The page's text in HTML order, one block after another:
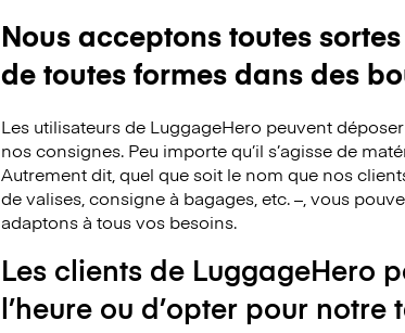
Nous acceptons toutes
de toutes formes dans des
Les utilisateurs de LuggageHero peuvent
nos consignes. Peu importe qu’il s’agisse de
Autrement dit, quel que soit le nom que nos
de valises, consigne à bagages, etc. –, vous
adaptons à tous vos besoins.
Les clients de LuggageHero
l’heure ou d’opter pour